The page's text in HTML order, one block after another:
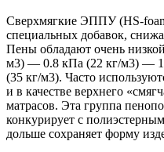
Сверхмягкие ЭППУ (HS-
специальных добавок,
Пены обладают очень
м3) — 0.8 кПа (22 кг/м3) —
(35 кг/м3). Часто
и в качестве верхнего
матрасов. Эта группа
конкурирует с
дольше сохраняет форму